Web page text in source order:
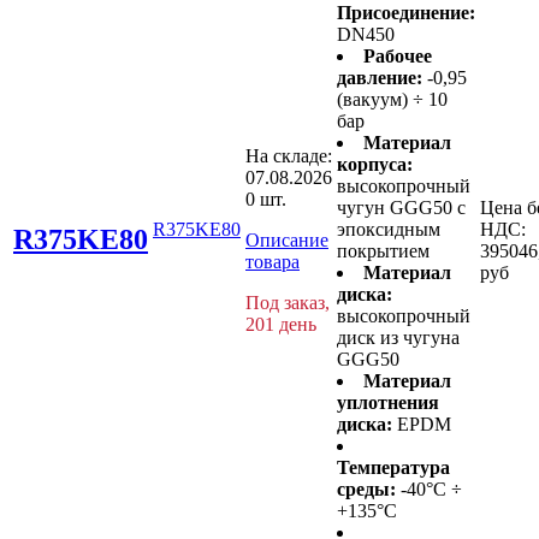
R375KE80 R375KE80
На складе:
07.08.2026
0 шт.
Описание
товара
Под заказ,
201 день
Присоединение:
DN450
Рабочее
давление: -0,95
(вакуум) ÷ 10
бар
Материал
корпуса:
высокопрочный
чугун GGG50 с
эпоксидным
покрытием
Материал
диска:
высокопрочный
диск из чугуна
GGG50
Материал
уплотнения
диска: EPDM
Температура
среды: -40°C ÷
+135°C
Цена
НДС:
руб